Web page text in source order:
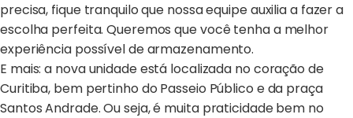
precisa, fique tranquilo que nossa equipe auxilia a fazer a
escolha perfeita. Queremos que você tenha a melhor
experiência possível de armazenamento.
E mais: a nova unidade está localizada no coração de
Curitiba, bem pertinho do Passeio Público e da praça
Santos Andrade. Ou seja, é muita praticidade bem no